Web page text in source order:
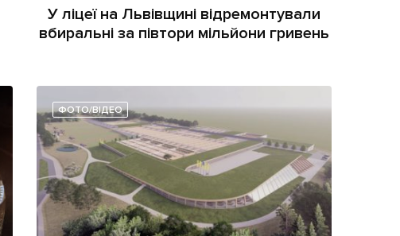
У ліцеї на Львівщині відремонтували
вбиральні за півтори мільйони гривень
ФОТО/ВІДЕО